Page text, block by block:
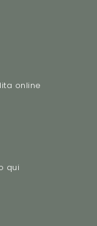
online
qui